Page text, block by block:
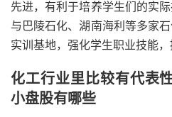
先进，有利于培养学生们的实
与巴陵石化、湖南海利等多家
实训基地，强化学生职业技能，
化工行业里比较有代表
小盘股有哪些